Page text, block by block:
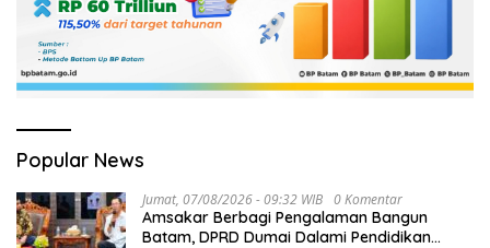
Popular News
Jumat, 07/08/2026 - 09:32 WIB 0 Komentar
Amsakar Berbagi Pengalaman Bangun
Batam, DPRD Dumai Dalami Pendidikan